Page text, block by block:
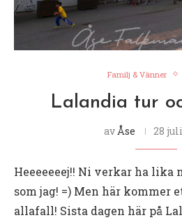
Familj & Vänner
Lalandia tur
av Åse 28
Heeeeeeej!! Ni verkar ha lika
som jag! =) Men här
allafall! Sista dagen här på